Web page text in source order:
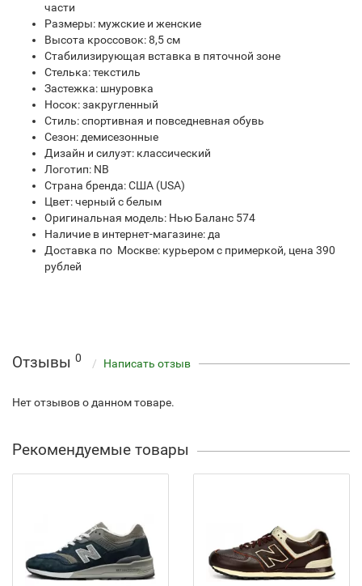
части
Размеры: мужские и женские
Высота кроссовок: 8,5 см
Стабилизирующая вставка в пяточной зоне
Стелька: текстиль
Застежка: шнуровка
Носок: закругленный
Стиль: спортивная и повседневная обувь
Сезон: демисезонные
Дизайн и силуэт: классический
Логотип: NB
Страна бренда: США (USA)
Цвет: черный с белым
Оригинальная модель: Нью Баланс 574
Наличие в интернет-магазине: да
Доставка по Москве: курьером с примеркой, цена 390
рублей
Отзывы 0 Написать отзыв
Нет отзывов о данном товаре.
Рекомендуемые товары